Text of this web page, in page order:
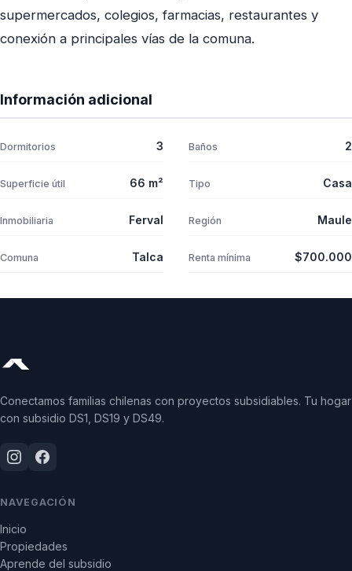
supermercados, colegios, farmacias, restaurantes y
conexión a principales vías de la comuna.
Información adicional
Dormitorios 3 Baños 2
Superficie útil 66 m² Tipo Casa
Inmobiliaria Ferval Región Maule
Comuna Talca Renta mínima $700.000
Conectamos familias chilenas con proyectos subsidiables. Tu hogar
con subsidio DS1, DS19 y DS49.
NAVEGACIÓN
Inicio
Propiedades
Aprende del subsidio